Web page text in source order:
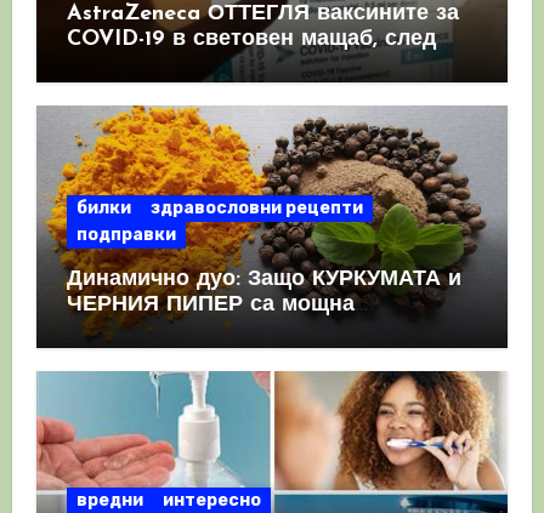
AstraZeneca ОТТЕГЛЯ ваксините за
COVID-19 в световен мащаб, след
като призна, че те причиняват
КРЪВНИ съсиреци
билки
здравословни рецепти
подправки
Динамично дуо: Защо КУРКУМАТА и
ЧЕРНИЯ ПИПЕР са мощна
комбинация
вредни интересно